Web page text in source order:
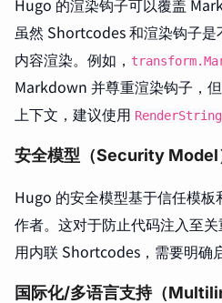
Hugo 的渲染钩子可以覆盖
虽然 Shortcodes 和渲染钩子
内容渲染。例如，
Markdown 并尊重渲染钩子，
上下文，建议使用 RenderString
安全模型（Security Model
Hugo 的安全模型基于信任模
作者。这对于防止代码注入至
用内联 Shortcodes，需要明确
国际化/多语言支持（